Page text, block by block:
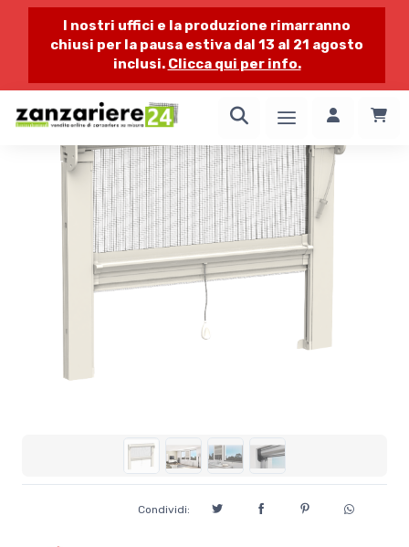
I nostri uffici e la produzione rimarranno
chiusi per la pausa estiva dal 13 al 21 agosto
inclusi. Clicca qui per info.
Condividi: